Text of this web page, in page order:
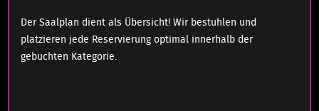
Der Saalplan dient als Übersicht! Wir bestuhlen und
platzieren jede Reservierung optimal innerhalb der
gebuchten Kategorie.